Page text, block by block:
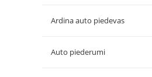
Ardina auto piedevas
Auto piederumi